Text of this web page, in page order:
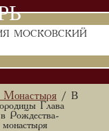
МОСКОВСКИЙ
Монастыря / В
Глава
Рождества-